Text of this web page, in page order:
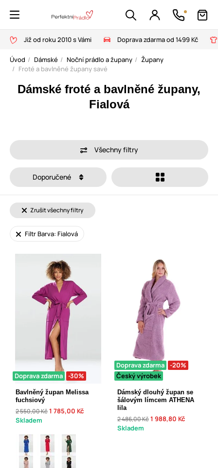
Již od roku 2010 s Vámi Doprava zdarma od 1499 Kč
Úvod Dámské Noční prádlo a župany
Župany
Froté a bavlněné župany savé
Dámské froté a bavlněné župany,
Fialová
Všechny filtry
Doporučené
Zrušit všechny filtry
Filtr Barva: Fialová
Doprava zdarma -30%
Bavlněný župan Melissa
fuchsiový
2 550,00 Kč1 785,00 Kč
Skladem
Doprava zdarma
-20%
Český výrobek
Dámský dlouhý župan se
šálovým límcem ATHENA
lila
2 486,00 Kč1 988,80 Kč
Skladem